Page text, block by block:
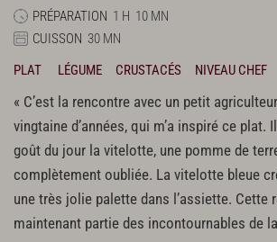
PRÉPARATION 1 H 10 MN
CUISSON 30 MN
PLAT
LÉGUME CRUSTACÉS NIVEAU CHEF
« C’est la rencontre avec un petit
vingtaine d’années, qui m’a inspiré ce plat.
goût du jour la vitelotte, une pomme de
complètement oubliée. La vitelotte bleue
une très jolie palette dans l’assiette. Cette
maintenant partie des incontournables de